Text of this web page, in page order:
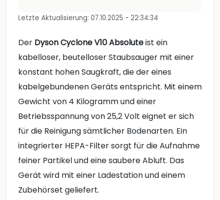
Letzte Aktualisierung: 07.10.2025 - 22:34:34
Der Dyson Cyclone V10 Absoluteist ein
kabelloser, beutelloser Staubsauger mit einer
konstant hohen Saugkraft, die der eines
kabelgebundenen Geräts entspricht. Mit einem
Gewicht von 4 Kilogramm und einer
Betriebsspannung von 25,2 Volt eignet er sich
für die Reinigung sämtlicher Bodenarten. Ein
integrierter HEPA-Filter sorgt für die Aufnahme
feiner Partikel und eine saubere Abluft. Das
Gerät wird mit einer Ladestation und einem
Zubehörset geliefert.